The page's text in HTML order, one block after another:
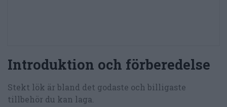
Introduktion och förberedelse
Stekt lök är bland det godaste och billigaste
tillbehör du kan laga.